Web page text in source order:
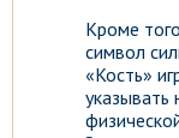
Кроме
символ
«Кость»
указывать